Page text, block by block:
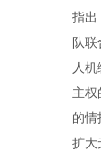
指出
队
人
主
的
扩大